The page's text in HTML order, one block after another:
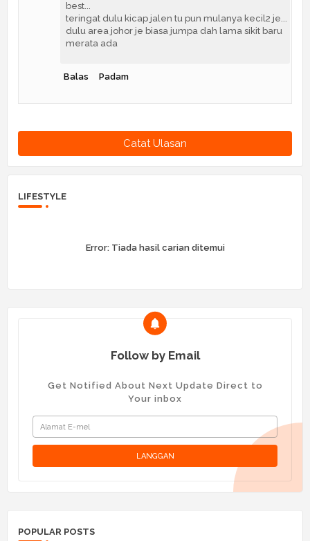
best...
teringat dulu kicap jalen tu pun mulanya kecil2 je...
dulu area johor je biasa jumpa dah lama sikit baru
merata ada
Balas Padam
Catat Ulasan
LIFESTYLE
Error:Tiada hasil carian ditemui
Follow by Email
Get Notified About Next Update Direct to
Your inbox
POPULAR POSTS